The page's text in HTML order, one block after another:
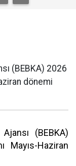
(BEBKA) 2026
dönemi
(BEBKA)
Mayıs-Haziran